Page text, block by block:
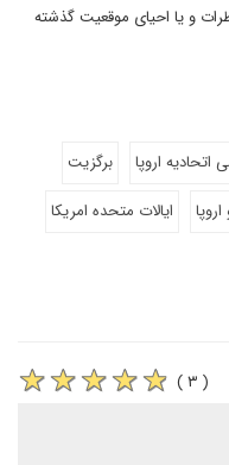
و یا احیای موقعیت گذشته
اتحادیه اروپا
برگزیت
ایالات متحده امریکا
( ۳ )